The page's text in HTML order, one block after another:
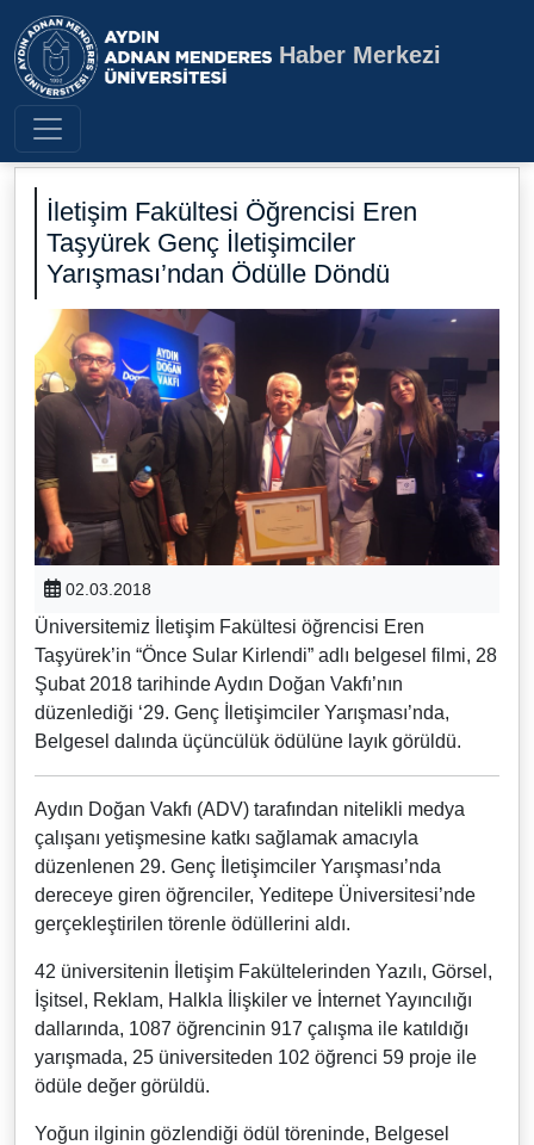
Aydın Adnan Menderes
Haber Merkezi
İletişim Fakültesi Öğrencisi Eren
Taşyürek Genç İletişimciler
Yarışması’ndan Ödülle Döndü
02.03.2018
Üniversitemiz İletişim Fakültesi öğrencisi Eren
Taşyürek’in “Önce Sular Kirlendi” adlı belgesel filmi, 28
Şubat 2018 tarihinde Aydın Doğan Vakfı’nın
düzenlediği ‘29. Genç İletişimciler Yarışması’nda,
Belgesel dalında üçüncülük ödülüne layık görüldü.
Aydın Doğan Vakfı (ADV) tarafından nitelikli medya
çalışanı yetişmesine katkı sağlamak amacıyla
düzenlenen 29. Genç İletişimciler Yarışması’nda
dereceye giren öğrenciler, Yeditepe Üniversitesi’nde
gerçekleştirilen törenle ödüllerini aldı.
42 üniversitenin İletişim Fakültelerinden Yazılı, Görsel,
İşitsel, Reklam, Halkla İlişkiler ve İnternet Yayıncılığı
dallarında, 1087 öğrencinin 917 çalışma ile katıldığı
yarışmada, 25 üniversiteden 102 öğrenci 59 proje ile
ödüle değer görüldü.
Yoğun ilginin gözlendiği ödül töreninde, Belgesel